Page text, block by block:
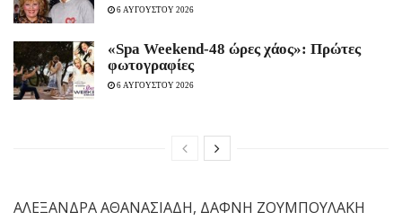
6 ΑΥΓΟΥΣΤΟΥ 2026
«Spa Weekend-48 ώρες χάος»: Πρώτες
φωτογραφίες
6 ΑΥΓΟΥΣΤΟΥ 2026
ΑΛΕΞΑΝΔΡΑ ΑΘΑΝΑΣΙΑΔΗ, ΔΑΦΝΗ ΖΟΥΜΠΟΥΛΑΚΗ